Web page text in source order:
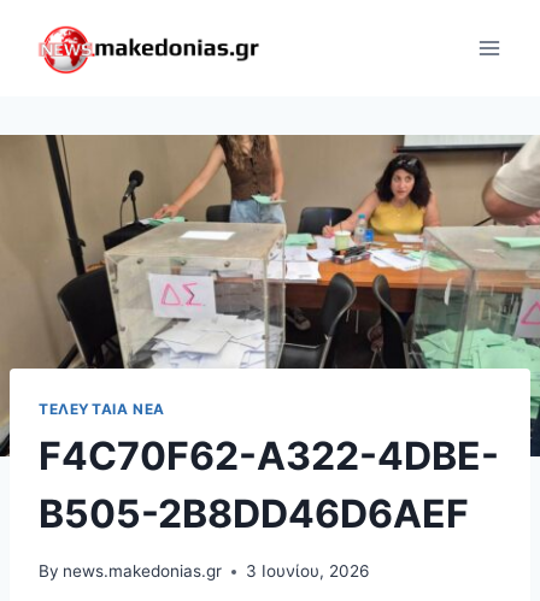
content
ΤΕΛΕΥΤΑΊΑ ΝΈΑ
F4C70F62-A322-4DBE-
B505-2B8DD46D6AEF
By news.makedonias.gr 3 Ιουνίου, 2026